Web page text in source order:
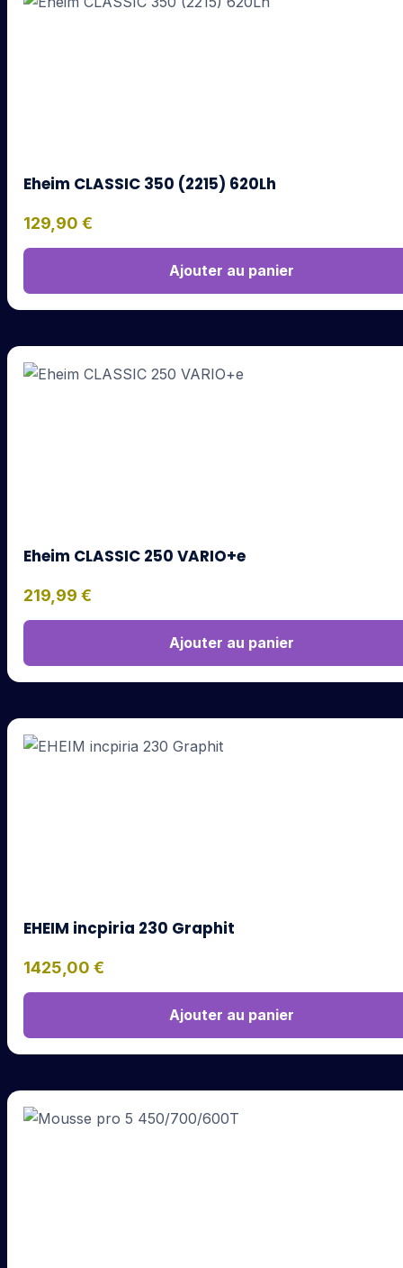
Eheim CLASSIC 350 (2215) 620Lh
129,90 €
Ajouter au panier
Eheim CLASSIC 250 VARIO+e
219,99 €
Ajouter au panier
EHEIM incpiria 230 Graphit
1425,00 €
Ajouter au panier